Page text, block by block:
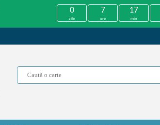
0
zile
7
ore
17
min